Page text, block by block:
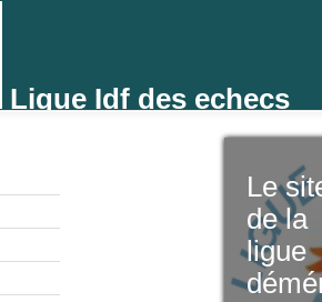
Ligue Idf des echecs
Le
de la
ligue